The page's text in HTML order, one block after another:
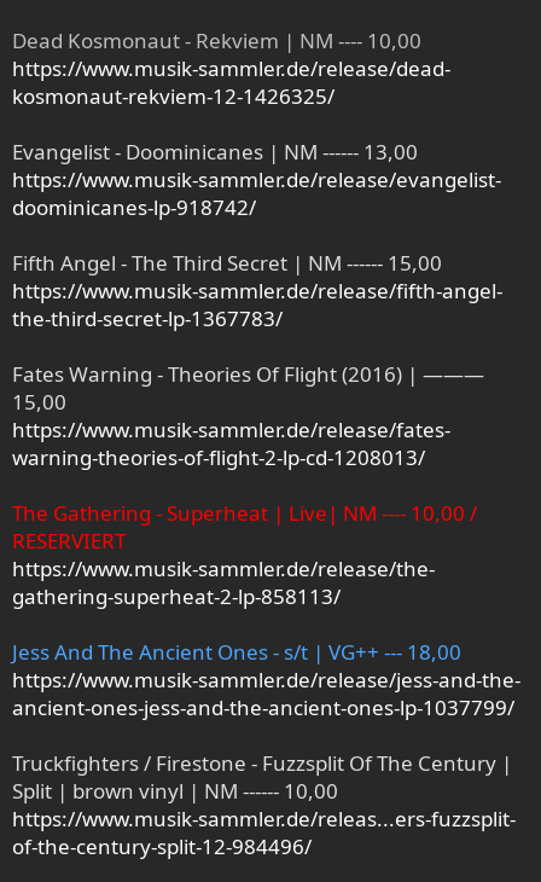
Dead Kosmonaut - Rekviem | NM ---- 10,00
https://www.musik-sammler.de/release/dead-
kosmonaut-rekviem-12-1426325/
Evangelist - Doominicanes | NM ------ 13,00
https://www.musik-sammler.de/release/evangelist-
doominicanes-lp-918742/
Fifth Angel - The Third Secret | NM ------ 15,00
https://www.musik-sammler.de/release/fifth-angel-
the-third-secret-lp-1367783/
Fates Warning - Theories Of Flight (2016) | ———
15,00
https://www.musik-sammler.de/release/fates-
warning-theories-of-flight-2-lp-cd-1208013/
The Gathering - Superheat | Live| NM ---- 10,00 /
RESERVIERT
https://www.musik-sammler.de/release/the-
gathering-superheat-2-lp-858113/
Jess And The Ancient Ones - s/t | VG++ --- 18,00
https://www.musik-sammler.de/release/jess-and-the-
ancient-ones-jess-and-the-ancient-ones-lp-1037799/
Truckfighters / Firestone - Fuzzsplit Of The Century |
Split | brown vinyl | NM ------ 10,00
https://www.musik-sammler.de/releas...ers-fuzzsplit-
of-the-century-split-12-984496/